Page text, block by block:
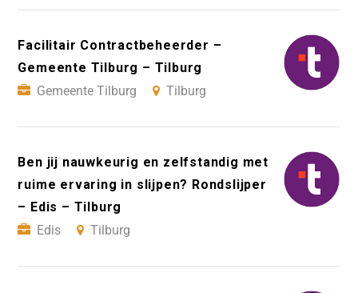
Facilitair Contractbeheerder –
Gemeente Tilburg – Tilburg
Gemeente Tilburg
Tilburg
Ben jij nauwkeurig en zelfstandig met
ruime ervaring in slijpen? Rondslijper
– Edis – Tilburg
Edis
Tilburg